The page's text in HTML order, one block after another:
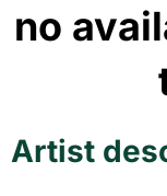
no
Artist